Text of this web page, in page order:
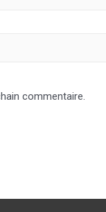
commentaire.